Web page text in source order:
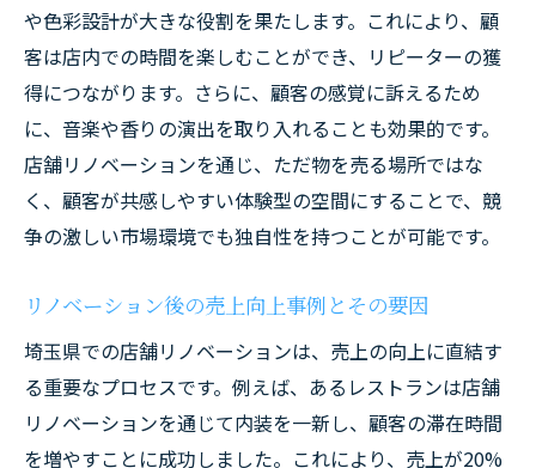
や色彩設計が大きな役割を果たします。これにより、顧
客は店内での時間を楽しむことができ、リピーターの獲
得につながります。さらに、顧客の感覚に訴えるため
に、音楽や香りの演出を取り入れることも効果的です。
店舗リノベーションを通じ、ただ物を売る場所ではな
く、顧客が共感しやすい体験型の空間にすることで、競
争の激しい市場環境でも独自性を持つことが可能です。
リノベーション後の売上向上事例とその要因
埼玉県での店舗リノベーションは、売上の向上に直結す
る重要なプロセスです。例えば、あるレストランは店舗
リノベーションを通じて内装を一新し、顧客の滞在時間
を増やすことに成功しました。これにより、売上が20%